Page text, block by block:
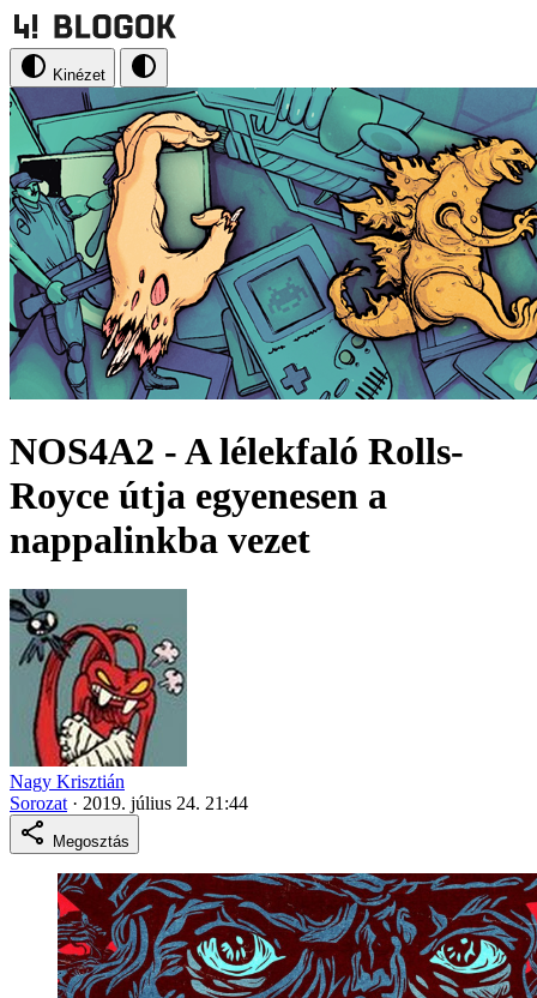
Kinézet
NOS4A2 - A lélekfaló Rolls-
Royce útja egyenesen a
nappalinkba vezet
Nagy Krisztián
Sorozat · 2019. július 24. 21:44
Megosztás